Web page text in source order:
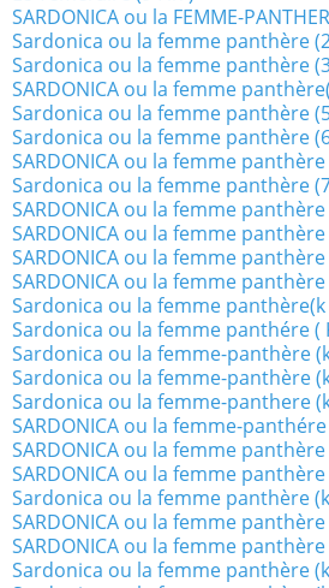
SARDONICA ou la FEMME-
Sardonica ou la femme panthère
Sardonica ou la femme panthère
SARDONICA ou la femme
Sardonica ou la femme panthère
Sardonica ou la femme panthère
SARDONICA ou la femme panthère
Sardonica ou la femme panthère
SARDONICA ou la femme panthère
SARDONICA ou la femme panthère
SARDONICA ou la femme panthère
SARDONICA ou la femme panthère
Sardonica ou la femme panthère(k
Sardonica ou la femme panthére (
Sardonica ou la femme-panthère
Sardonica ou la femme-panthère
Sardonica ou la femme-panthere
SARDONICA ou la femme-panthére
SARDONICA ou la femme panthère
SARDONICA ou la femme panthère
Sardonica ou la femme panthère
SARDONICA ou la femme panthère
SARDONICA ou la femme panthère
Sardonica ou la femme panthère